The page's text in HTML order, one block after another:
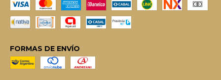
FORMAS DE ENVÍO